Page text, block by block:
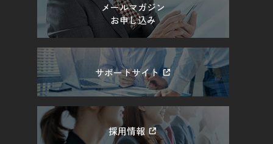
メールマガジン
お申し込み
サポートサイト
採用情報